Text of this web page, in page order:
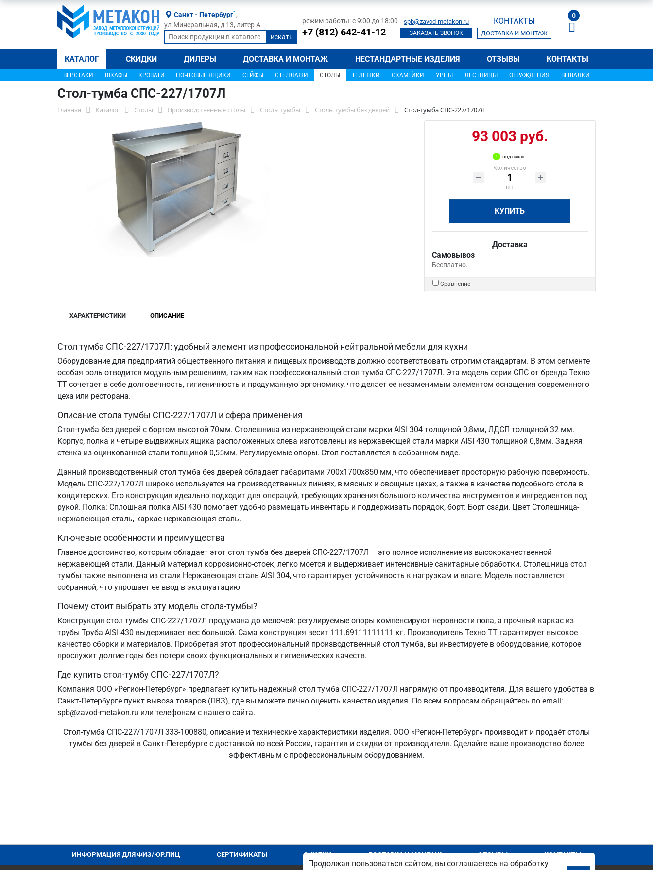
Санкт - Петербург ,
ул.Минеральная, д 13, литер А
режим работы: с 9:00 до 18:00
+7 (812) 642-41-12
spb@zavod-metakon.ru
ЗАКАЗАТЬ ЗВОНОК
КОНТАКТЫ
ДОСТАВКА И МОНТАЖ
0
КАТАЛОГ СКИДКИ ДИЛЕРЫ ДОСТАВКА И МОНТАЖ НЕСТАНДАРТНЫЕ ИЗДЕЛИЯ ОТЗЫВЫ КОНТАКТЫ
ВЕРСТАКИ ШКАФЫ КРОВАТИ ПОЧТОВЫЕ ЯЩИКИ СЕЙФЫ СТЕЛЛАЖИ СТОЛЫ ТЕЛЕЖКИ СКАМЕЙКИ УРНЫ ЛЕСТНИЦЫ ОГРАЖДЕНИЯ ВЕШАЛКИ
Стол-тумба СПС-227/1707Л
Главная Каталог Столы Производственные столы Столы тумбы Столы тумбы без дверей Стол-тумба СПС-227/1707Л
93 003 руб.
под заказ
Количество
шт
КУПИТЬ
Доставка
Самовывоз
Бесплатно.
Сравнение
ХАРАКТЕРИСТИКИ ОПИСАНИЕ
Стол тумба СПС-227/1707Л: удобный элемент из профессиональной нейтральной мебели для кухни
Оборудование для предприятий общественного питания и пищевых производств должно соответствовать строгим стандартам. В этом сегменте
особая роль отводится модульным решениям, таким как профессиональный стол тумба СПС-227/1707Л. Эта модель серии СПС от бренда Техно
ТТ сочетает в себе долговечность, гигиеничность и продуманную эргономику, что делает ее незаменимым элементом оснащения современного
цеха или ресторана.
Описание стола тумбы СПС-227/1707Л и сфера применения
Стол-тумба без дверей с бортом высотой 70мм. Столешница из нержавеющей стали марки AISI 304 толщиной 0,8мм, ЛДСП толщиной 32 мм.
Корпус, полка и четыре выдвижных ящика расположенных слева изготовлены из нержавеющей стали марки AISI 430 толщиной 0,8мм. Задняя
стенка из оцинкованной стали толщиной 0,55мм. Регулируемые опоры. Стол поставляется в собранном виде.
Данный производственный стол тумба без дверей обладает габаритами 700х1700х850 мм, что обеспечивает просторную рабочую поверхность.
Модель СПС-227/1707Л широко используется на производственных линиях, в мясных и овощных цехах, а также в качестве подсобного стола в
кондитерских. Его конструкция идеально подходит для операций, требующих хранения большого количества инструментов и ингредиентов под
рукой. Полка: Сплошная полка AISI 430 помогает удобно размещать инвентарь и поддерживать порядок, борт: Борт сзади. Цвет Столешница-
нержавеющая сталь, каркас-нержавеющая сталь.
Ключевые особенности и преимущества
Главное достоинство, которым обладает этот стол тумба без дверей СПС-227/1707Л – это полное исполнение из высококачественной
нержавеющей стали. Данный материал коррозионно-стоек, легко моется и выдерживает интенсивные санитарные обработки. Столешница стол
тумбы также выполнена из стали Нержавеющая сталь AISI 304, что гарантирует устойчивость к нагрузкам и влаге. Модель поставляется
собранной, что упрощает ее ввод в эксплуатацию.
Почему стоит выбрать эту модель стола-тумбы?
Конструкция стол тумбы СПС-227/1707Л продумана до мелочей: регулируемые опоры компенсируют неровности пола, а прочный каркас из
трубы Труба AISI 430 выдерживает вес большой. Сама конструкция весит 111.69111111111 кг. Производитель Техно ТТ гарантирует высокое
качество сборки и материалов. Приобретая этот профессиональный производственный стол тумба, вы инвестируете в оборудование, которое
прослужит долгие годы без потери своих функциональных и гигиенических качеств.
Где купить стол-тумбу СПС-227/1707Л?
Компания ООО «Регион-Петербург» предлагает купить надежный стол тумба СПС-227/1707Л напрямую от производителя. Для вашего удобства в
Санкт‑Петербурге пункт вывоза товаров (ПВЗ), где вы можете лично оценить качество изделия. По всем вопросам обращайтесь по email:
spb@zavod-metakon.ru или телефонам с нашего сайта.
Стол-тумба СПС-227/1707Л 333-100880, описание и технические характеристики изделия. ООО «Регион-Петербург» производит и продаёт столы
тумбы без дверей в Санкт‑Петербурге с доставкой по всей России, гарантия и скидки от производителя. Сделайте ваше производство более
эффективным с профессиональным оборудованием.
ИНФОРМАЦИЯ ДЛЯ ФИЗ/ЮР.ЛИЦ СЕРТИФИКАТЫ СКИДКИ ДОСТАВКА И МОНТАЖ ОТЗЫВЫ КОНТАКТЫ
Продолжая пользоваться сайтом, вы соглашаетесь на обработку